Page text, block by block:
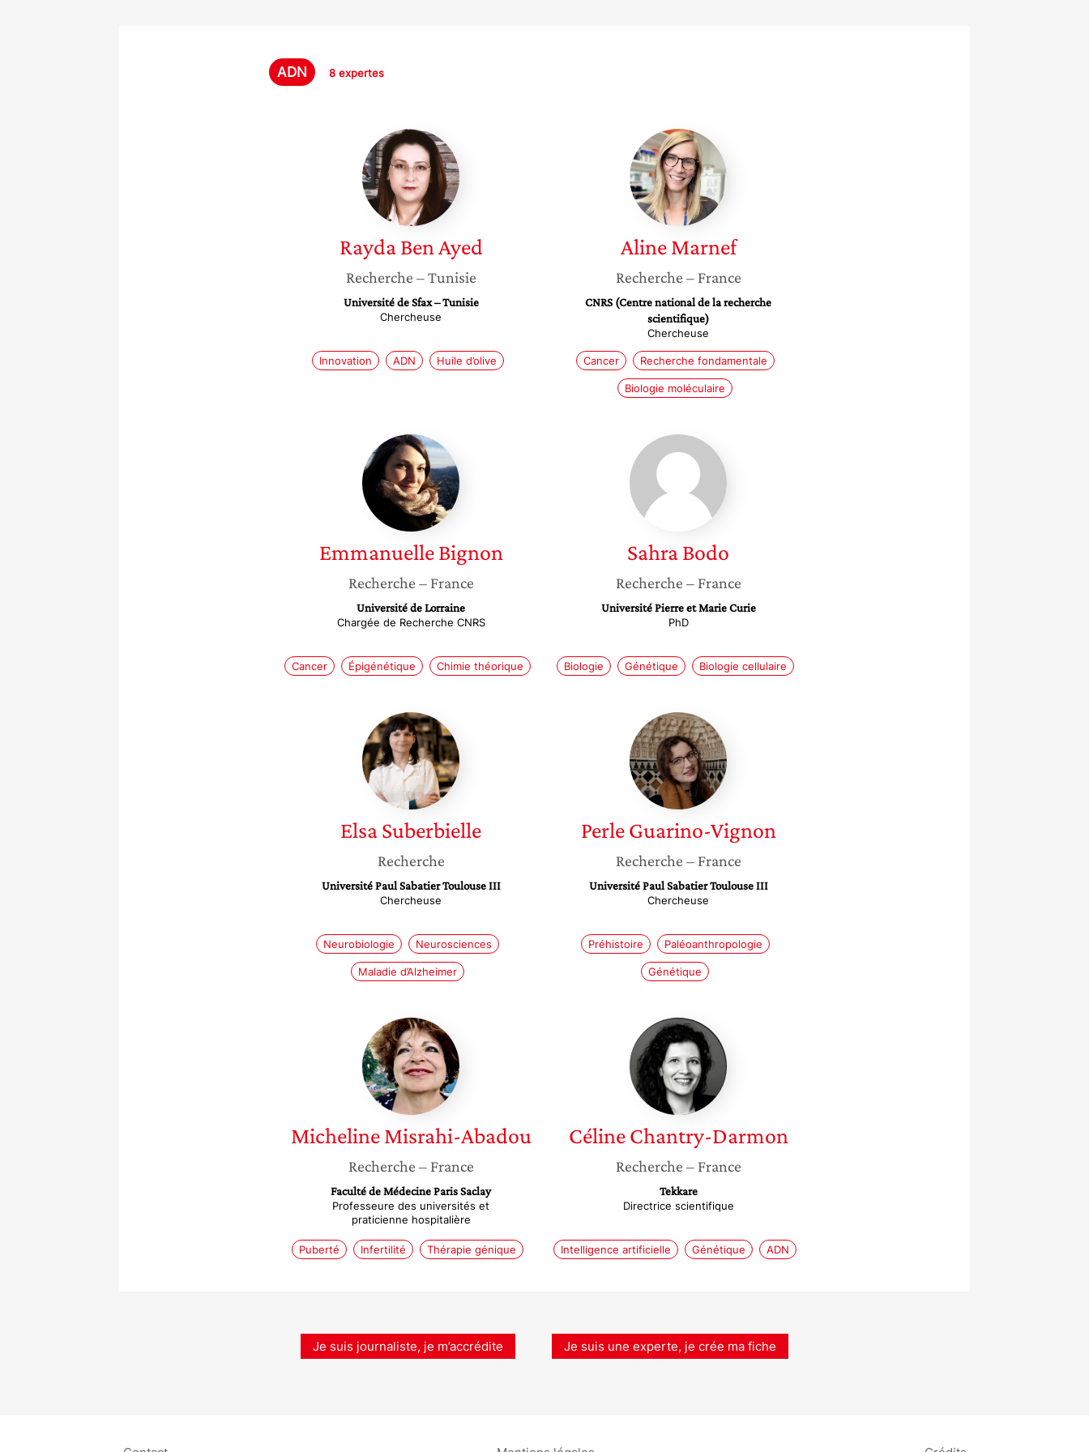
ADN 8 expertes
Rayda
Ben
Ayed
Rayda Ben Ayed
Recherche – Tunisie
Université de Sfax – Tunisie
Chercheuse
Innovation ADN Huile d’olive
Aline
Marnef
Aline Marnef
Recherche – France
CNRS (Centre national de la recherche
scientifique)
Chercheuse
Cancer Recherche fondamentale
Biologie moléculaire
Emmanuelle
Bignon
Emmanuelle Bignon
Recherche – France
Université de Lorraine
Chargée de Recherche CNRS
Cancer Épigénétique Chimie théorique
Sahra
Bodo
SahraBodo
Recherche – France
Université Pierre et Marie Curie
PhD
Biologie Génétique Biologie cellulaire
Elsa
Suberbielle
ElsaSuberbielle
Recherche
Université Paul Sabatier Toulouse III
Chercheuse
Neurobiologie Neurosciences
Maladie d’Alzheimer
Perle
Guarino-
Vignon
Perle Guarino-Vignon
Recherche – France
Université Paul Sabatier Toulouse III
Chercheuse
Préhistoire Paléoanthropologie
Génétique
Micheline
Misrahi-
Abadou
Micheline Misrahi-Abadou
Recherche – France
Faculté de Médecine Paris Saclay
Professeure des universités et
praticienne hospitalière
Puberté Infertilité Thérapie génique
Céline
Chantry-
Darmon
Céline Chantry-Darmon
Recherche – France
Tekkare
Directrice scientifique
Intelligence artificielle Génétique ADN
Je suis journaliste, je m’accrédite Je suis une experte, je crée ma fiche